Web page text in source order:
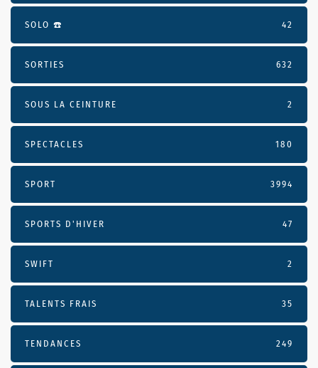
SOLO ☎️ 42
SORTIES 632
SOUS LA CEINTURE 2
SPECTACLES 180
SPORT 3994
SPORTS D'HIVER 47
SWIFT 2
TALENTS FRAIS 35
TENDANCES 249